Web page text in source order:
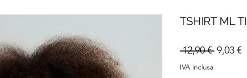
TSHIRT ML
12,90 € Prezzo
9,03 €
IVA inclusa